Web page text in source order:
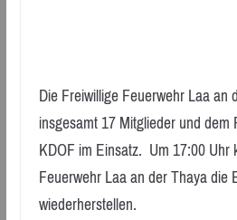
Die Freiwillige Feuerwehr Laa an
insgesamt 17 Mitglieder und dem
KDOF im Einsatz. Um 17:00 Uhr
Feuerwehr Laa an der Thaya die
wiederherstellen.